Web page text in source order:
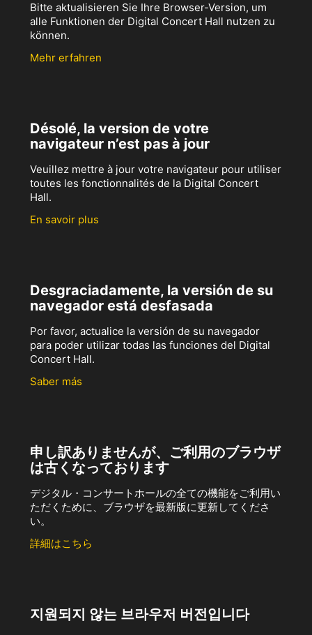
Bitte aktualisieren Sie Ihre Browser-Version, um
alle Funktionen der Digital Concert Hall nutzen zu
können.
Mehr erfahren
Désolé, la version de votre
navigateur n’est pas à jour
Veuillez mettre à jour votre navigateur pour utiliser
toutes les fonctionnalités de la Digital Concert
Hall.
En savoir plus
Desgraciadamente, la versión de su
navegador está desfasada
Por favor, actualice la versión de su navegador
para poder utilizar todas las funciones del Digital
Concert Hall.
Saber más
申し訳ありませんが、ご利用のブラウザ
は古くなっております
デジタル・コンサートホールの全ての機能をご利用い
ただくために、ブラウザを最新版に更新してくださ
い。
詳細はこちら
지원되지 않는 브라우저 버전입니다